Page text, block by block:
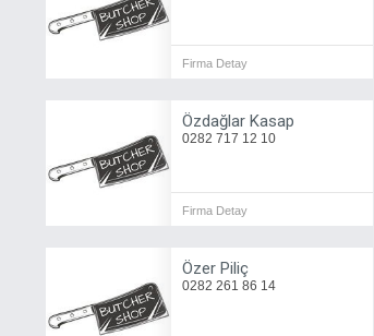
Firma Detay
Özdağlar Kasap
0282 717 12 10
Firma Detay
Özer Piliç
0282 261 86 14